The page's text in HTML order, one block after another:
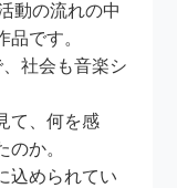
動の流れの中
です。
社会も音楽シ
て、何を感
のか。
込められてい